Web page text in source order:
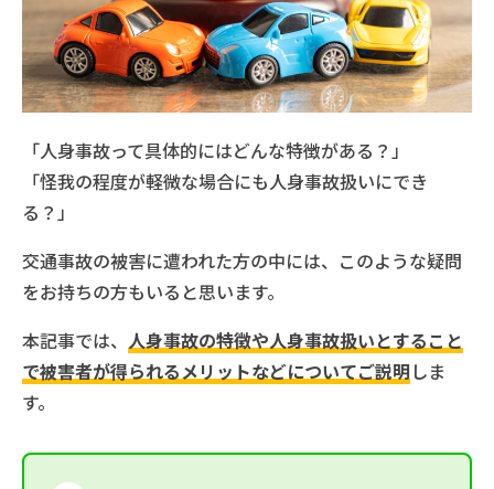
「人身事故って具体的にはどんな特徴がある？」
「怪我の程度が軽微な場合にも人身事故扱いにでき
る？」
交通事故の被害に遭われた方の中には、このような疑問
をお持ちの方もいると思います。
本記事では、 人身事故の特徴や人身事故扱いとすること
で被害者が得られるメリットなどについてご説明 しま
す。